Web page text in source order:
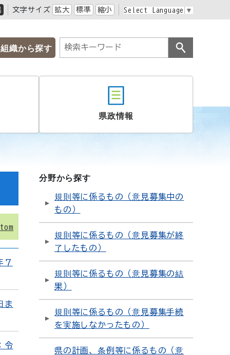
文字サイズ 拡大 標準 縮小 Select Language ▼
組織から探す
県政情報
７
ま
令
分野から探す
規則等に係るもの（意見募集中の
もの）
規則等に係るもの（意見募集が終
了したもの）
規則等に係るもの（意見募集の結
果）
規則等に係るもの（意見募集手続
を実施しなかったもの）
県の計画、条例等に係るもの（意